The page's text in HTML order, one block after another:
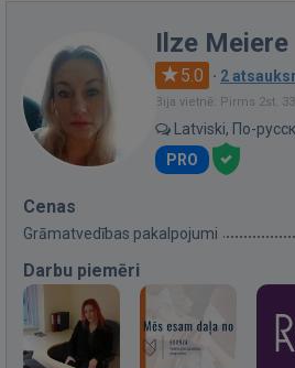
Ilze Meiere
5.0 · 2
Bija vietnē: Pirms 2st.
Latviski, По-
PRO
Cenas
Grāmatvedības pakalpojumi
Darbu piemēri